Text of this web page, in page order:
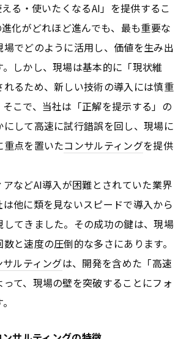
る・使いたくなるAI」を提供するこ
化がどれほど進んでも、最も重要な
でどのように活用し、価値を生み出
しかし、現場は基本的に「現状維
るため、新しい技術の導入には慎重
こで、当社は「正解を提示する」の
して高速に試行錯誤を回し、現場に
点を置いたコンサルティングを提供
などAI導入が困難とされていた業界
他に類を見ないスピードで導入から
てきました。その成功の鍵は、現場
と速度の圧倒的な多さにあります。
サルティングは、開発を含めた「高速
て、現場の壁を突破することにフォ